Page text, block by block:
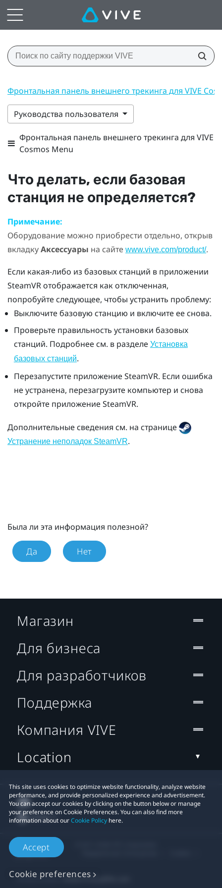
Фронтальная панель внешнего трекинга для VIVE
Руководства пользователя
Фронтальная панель внешнего трекинга для VIVE
Cosmos Menu
Что делать, если базовая
станция не определяется?
Примечание:
Оборудование можно приобрести отдельно, открыв
вкладкуАксессуары на сайте www.vive.com/product/.
Если какая-либо из базовых станций в приложении
SteamVRотображается как отключенная,
попробуйте следующее, чтобы устранить проблему:
Выключите базовую станцию и включите ее снова.
Проверьте правильность установки базовых
станций. Подробнее см. в разделе Установка
базовых станций.
Перезапустите приложение SteamVR. Если ошибка
не устранена, перезагрузите компьютер и снова
откройте приложение SteamVR.
Дополнительные сведения см. на странице
Устранение неполадок SteamVR.
Была ли эта информация полезной?
Да Нет
This site uses cookies to optimize website functionality, analyze website
performance, and provide personalized experience and advertisement.
You can accept our cookies by clicking on the button below or manage
your preference on Cookie Preferences. You can also find more
information about ourCookie Policy here.
Accept
Cookie preferences
Магазин
Для бизнеса
Для разработчиков
Поддержка
Компания VIVE
Location
Privacy Contact:Global-Privacy@htc.com